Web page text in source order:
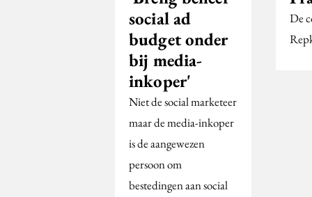
social ad
budget onder
bij media-
inkoper'
Niet de social marketeer
maar de media-inkoper
is de aangewezen
persoon om
bestedingen aan social
De